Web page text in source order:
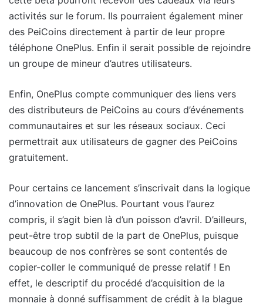
activités sur le forum. Ils pourraient également miner
des PeiCoins directement à partir de leur propre
téléphone OnePlus. Enfin il serait possible de rejoindre
un groupe de mineur d’autres utilisateurs.
Enfin, OnePlus compte communiquer des liens vers
des distributeurs de PeiCoins au cours d’événements
communautaires et sur les réseaux sociaux. Ceci
permettrait aux utilisateurs de gagner des PeiCoins
gratuitement.
Pour certains ce lancement s’inscrivait dans la logique
d’innovation de OnePlus. Pourtant vous l’aurez
compris, il s’agit bien là d’un poisson d’avril. D’ailleurs,
peut-être trop subtil de la part de OnePlus, puisque
beaucoup de nos confrères se sont contentés de
copier-coller le communiqué de presse relatif ! En
effet, le descriptif du procédé d’acquisition de la
monnaie à donné suffisamment de crédit à la blague